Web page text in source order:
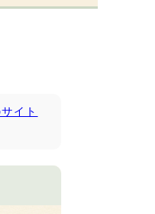
イト